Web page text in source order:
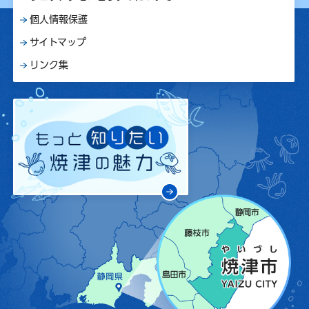
個人情報保護
サイトマップ
リンク集